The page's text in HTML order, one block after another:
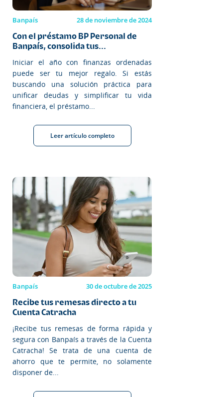
Banpaís 28 de noviembre de 2024
Con el préstamo BP Personal de
Banpaís, consolida tus...
Iniciar el año con finanzas ordenadas
puede ser tu mejor regalo. Si estás
buscando una solución práctica para
unificar deudas y simplificar tu vida
financiera, el préstamo...
Leer artículo completo
Banpaís 30 de octubre de 2025
Recibe tus remesas directo a tu
Cuenta Catracha
¡Recibe tus remesas de forma rápida y
segura con Banpaís a través de la Cuenta
Catracha! Se trata de una cuenta de
ahorro que te permite, no solamente
disponer de...